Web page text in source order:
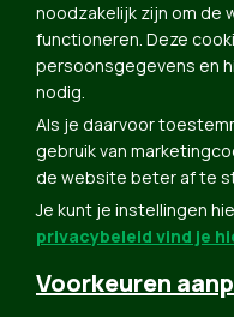
Groen in je buurt
Meldpunt
Word lid
Agenda
Bekijk kalender
Verleng je
Programma oktober
Programma juni
noodzakelijk zijn om de
functioneren. Deze
persoonsgegevens en
nodig.
Als je daarvoor
gebruik van
de website beter af te
Je kunt je instellingen
privacybeleid vind je
Voorkeuren